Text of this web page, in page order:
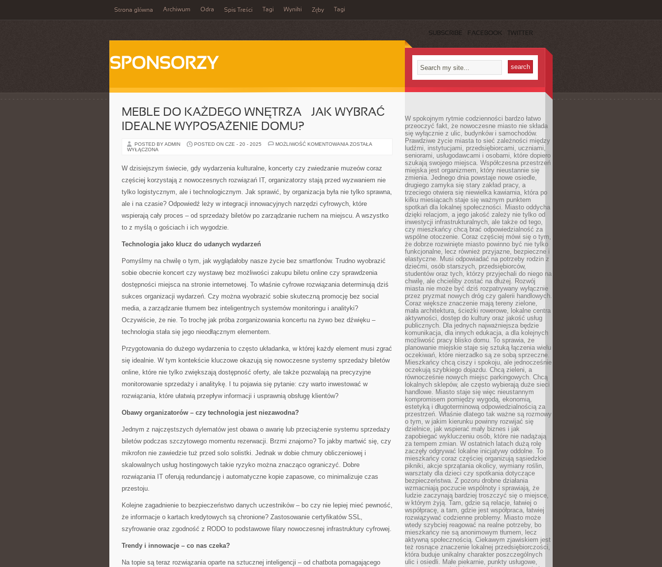
Strona główna Archiwum Odra Spis Treści Tagi Wyniki Zęby Tagi
SUBSCRIBE FACEBOOK TWITTER
SPONSORZY
MEBLE DO KAŻDEGO WNĘTRZA – JAK WYBRAĆ
IDEALNE WYPOSAŻENIE DOMU?
POSTED BY ADMIN POSTED ON CZE - 20 - 2025 MOŻLIWOŚĆ KOMENTOWANIA MEBLE
JAK
IDEALNE
DOMU?
ZOSTAŁA
WYŁĄCZONA
W dzisiejszym świecie, gdy wydarzenia kulturalne, koncerty czy zwiedzanie muzeów coraz
częściej korzystają z nowoczesnych rozwiązań IT, organizatorzy stają przed wyzwaniem nie
tylko logistycznym, ale i technologicznym. Jak sprawić, by organizacja była nie tylko sprawna,
ale i na czasie? Odpowiedź leży w integracji innowacyjnych narzędzi cyfrowych, które
wspierają cały proces – od sprzedaży biletów po zarządzanie ruchem na miejscu. A wszystko
to z myślą o gościach i ich wygodzie.
Technologia jako klucz do udanych wydarzeń
Pomyślmy na chwilę o tym, jak wyglądałoby nasze życie bez smartfonów. Trudno wyobrazić
sobie obecnie koncert czy wystawę bez możliwości zakupu biletu online czy sprawdzenia
dostępności miejsca na stronie internetowej. To właśnie cyfrowe rozwiązania determinują dziś
sukces organizacji wydarzeń. Czy można wyobrazić sobie skuteczną promocję bez social
media, a zarządzanie tłumem bez inteligentnych systemów monitoringu i analityki?
Oczywiście, że nie. To trochę jak próba zorganizowania koncertu na żywo bez dźwięku –
technologia stała się jego nieodłącznym elementem.
Przygotowania do dużego wydarzenia to często układanka, w której każdy element musi zgrać
się idealnie. W tym kontekście kluczowe okazują się nowoczesne systemy sprzedaży biletów
online, które nie tylko zwiększają dostępność oferty, ale także pozwalają na precyzyjne
monitorowanie sprzedaży i analitykę. I tu pojawia się pytanie: czy warto inwestować w
rozwiązania, które ułatwią przepływ informacji i usprawnią obsługę klientów?
Obawy organizatorów – czy technologia jest niezawodna?
Jednym z najczęstszych dylematów jest obawa o awarię lub przeciążenie systemu sprzedaży
biletów podczas szczytowego momentu rezerwacji. Brzmi znajomo? To jakby martwić się, czy
mikrofon nie zawiedzie tuż przed solo solistki. Jednak w dobie chmury obliczeniowej i
skalowalnych usług hostingowych takie ryzyko można znacząco ograniczyć. Dobre
rozwiązania IT oferują redundancję i automatyczne kopie zapasowe, co minimalizuje czas
przestoju.
Kolejne zagadnienie to bezpieczeństwo danych uczestników – bo czy nie lepiej mieć pewność,
że informacje o kartach kredytowych są chronione? Zastosowanie certyfikatów SSL,
szyfrowanie oraz zgodność z RODO to podstawowe filary nowoczesnej infrastruktury cyfrowej.
Trendy i innowacje – co nas czeka?
Na topie są teraz rozwiązania oparte na sztucznej inteligencji – od chatbota pomagającego
W spokojnym rytmie codzienności bardzo łatwo
przeoczyć fakt, że nowoczesne miasto nie składa
się wyłącznie z ulic, budynków i samochodów.
Prawdziwe życie miasta to sieć zależności między
ludźmi, instytucjami, przedsiębiorcami, uczniami,
seniorami, usługodawcami i osobami, które dopiero
szukają swojego miejsca. Współczesna przestrzeń
miejska jest organizmem, który nieustannie się
zmienia. Jednego dnia powstaje nowe osiedle,
drugiego zamyka się stary zakład pracy, a
trzeciego otwiera się niewielka kawiarnia, która po
kilku miesiącach staje się ważnym punktem
spotkań dla lokalnej społeczności. Miasto oddycha
dzięki relacjom, a jego jakość zależy nie tylko od
inwestycji infrastrukturalnych, ale także od tego,
czy mieszkańcy chcą brać odpowiedzialność za
wspólne otoczenie. Coraz częściej mówi się o tym,
że dobrze rozwinięte miasto powinno być nie tylko
funkcjonalne, lecz również przyjazne, bezpieczne i
elastyczne. Musi odpowiadać na potrzeby rodzin z
dziećmi, osób starszych, przedsiębiorców,
studentów oraz tych, którzy przyjechali do niego na
chwilę, ale chcieliby zostać na dłużej. Rozwój
miasta nie może być dziś rozpatrywany wyłącznie
przez pryzmat nowych dróg czy galerii handlowych.
Coraz większe znaczenie mają tereny zielone,
mała architektura, ścieżki rowerowe, lokalne centra
aktywności, dostęp do kultury oraz jakość usług
publicznych. Dla jednych najważniejsza będzie
komunikacja, dla innych edukacja, a dla kolejnych
możliwość pracy blisko domu. To sprawia, że
planowanie miejskie staje się sztuką łączenia wielu
oczekiwań, które nierzadko są ze sobą sprzeczne.
Mieszkańcy chcą ciszy i spokoju, ale jednocześnie
oczekują szybkiego dojazdu. Chcą zieleni, a
równocześnie nowych miejsc parkingowych. Chcą
lokalnych sklepów, ale często wybierają duże sieci
handlowe. Miasto staje się więc nieustannym
kompromisem pomiędzy wygodą, ekonomią,
estetyką i długoterminową odpowiedzialnością za
przestrzeń. Właśnie dlatego tak ważne są rozmowy
o tym, w jakim kierunku powinny rozwijać się
dzielnice, jak wspierać mały biznes i jak
zapobiegać wykluczeniu osób, które nie nadążają
za tempem zmian. W ostatnich latach dużą rolę
zaczęły odgrywać lokalne inicjatywy oddolne. To
mieszkańcy coraz częściej organizują sąsiedzkie
pikniki, akcje sprzątania okolicy, wymiany roślin,
warsztaty dla dzieci czy spotkania dotyczące
bezpieczeństwa. Z pozoru drobne działania
wzmacniają poczucie wspólnoty i sprawiają, że
ludzie zaczynają bardziej troszczyć się o miejsce,
w którym żyją. Tam, gdzie są relacje, łatwiej o
współpracę, a tam, gdzie jest współpraca, łatwiej
rozwiązywać codzienne problemy. Miasto może
wtedy szybciej reagować na realne potrzeby, bo
mieszkańcy nie są anonimowym tłumem, lecz
aktywną społecznością. Ciekawym zjawiskiem jest
też rosnące znaczenie lokalnej przedsiębiorczości,
która buduje unikalny charakter poszczególnych
ulic i osiedli. Małe piekarnie, punkty usługowe,